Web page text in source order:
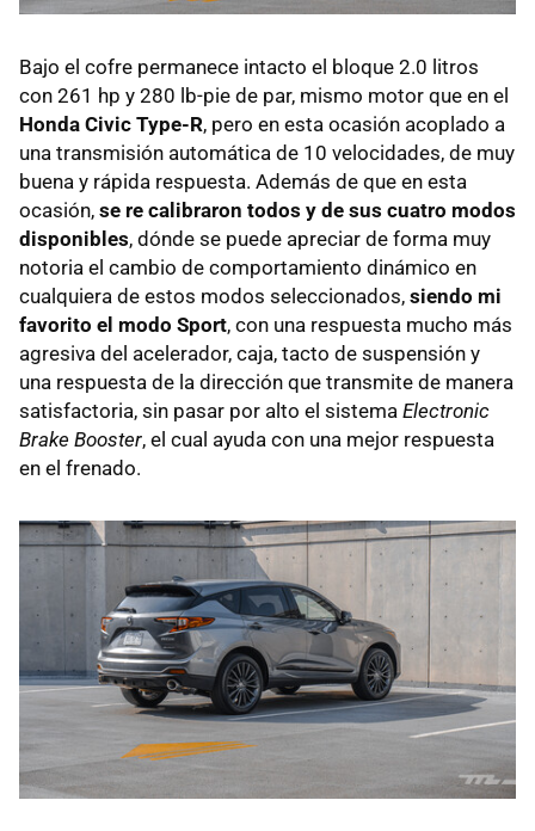
Bajo el cofre permanece intacto el bloque 2.0 litros
con 261 hp y 280 lb-pie de par, mismo motor que en el
Honda Civic Type-R, pero en esta ocasión acoplado a
una transmisión automática de 10 velocidades, de muy
buena y rápida respuesta. Además de que en esta
ocasión, se re calibraron todos y de sus cuatro modos
disponibles, dónde se puede apreciar de forma muy
notoria el cambio de comportamiento dinámico en
cualquiera de estos modos seleccionados, siendo mi
favorito el modo Sport, con una respuesta mucho más
agresiva del acelerador, caja, tacto de suspensión y
una respuesta de la dirección que transmite de manera
satisfactoria, sin pasar por alto el sistema Electronic
Brake Booster, el cual ayuda con una mejor respuesta
en el frenado.